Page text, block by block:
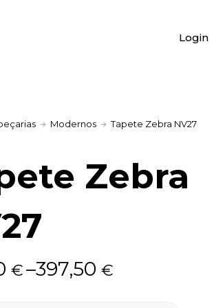
Login
Modernos Tapete Zebra NV27
Zebra
€–397,50€